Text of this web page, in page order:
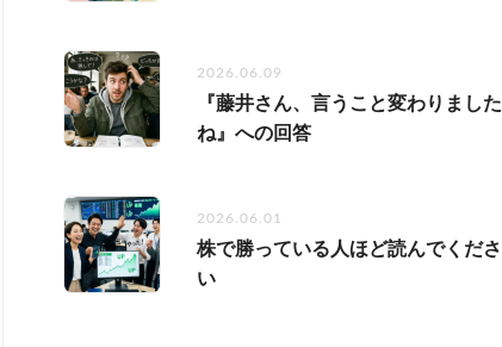
2026.06.09
『藤井さん、言うこと変わりました
ね』への回答
2026.06.01
株で勝っている人ほど読んでくださ
い